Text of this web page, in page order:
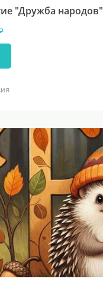
"Дружба народов"